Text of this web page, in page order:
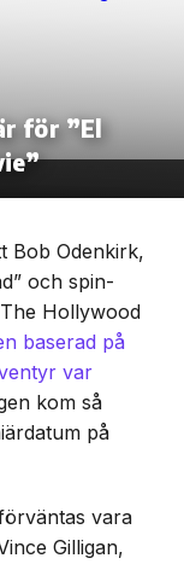
för ”El
Bob Odenkirk,
och spin-
Hollywood
baserad på
var
kom så
på
vara
Gilligan,